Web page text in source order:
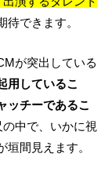
待できます。
が突出している
用しているこ
ッチーであるこ
中で、いかに視
間見えます。